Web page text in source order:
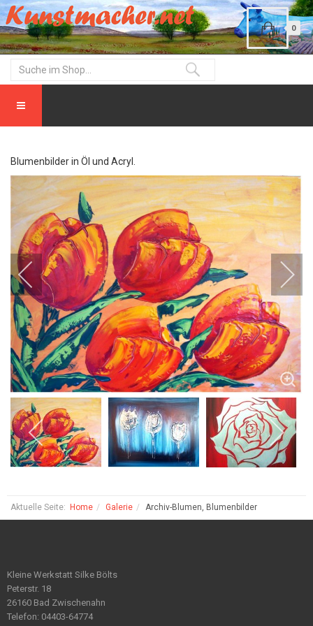
0
Blumenbilder in Öl und Acryl.
Aktuelle Seite: Home Galerie Archiv-Blumen, Blumenbilder
Kleine Werkstatt Silke Bölts
Peterstr. 18
26160 Bad Zwischenahn
Telefon: 04403-64774